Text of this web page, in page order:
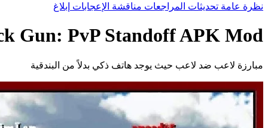
نظرة عامة تحديثات المراجعات مناقشة الإعجابات إبلاغ
Gun: PvP Standoff APK Mod
مبارزة لاعب ضد لاعب حيث يوجد هاتف ذكي بدلاً من البندقية